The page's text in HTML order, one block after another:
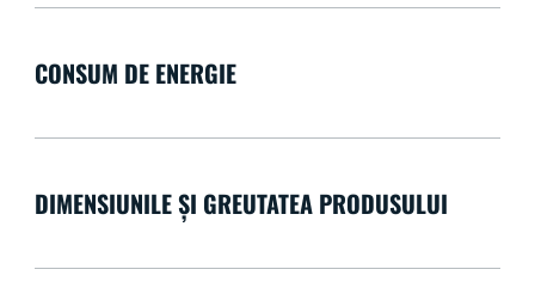
CONSUM DE ENERGIE
DIMENSIUNILE ȘI GREUTATEA PRODUSULUI